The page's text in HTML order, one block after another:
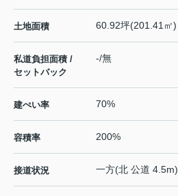
土地面積 60.92坪(201.41㎡)
私道負担面積 /
セットバック
-/無
建ぺい率 70%
容積率 200%
接道状況 一方(北 公道 4.5m)